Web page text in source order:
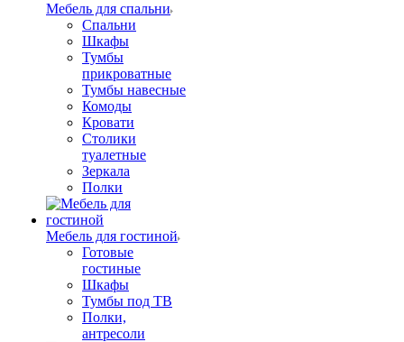
Мебель для спальни
Спальни
Шкафы
Тумбы
прикроватные
Тумбы навесные
Комоды
Кровати
Столики
туалетные
Зеркала
Полки
Мебель для гостиной
Готовые
гостиные
Шкафы
Тумбы под ТВ
Полки,
антресоли